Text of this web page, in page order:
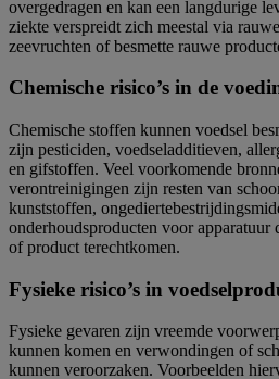
overgedragen en kan een langdurige
ziekte verspreidt zich meestal via
zeevruchten of besmette rauwe
Chemische risico’s in de
Chemische stoffen kunnen voedsel
zijn pesticiden, voedseladditieven,
en gifstoffen. Veel voorkomende
verontreinigingen zijn resten van
kunststoffen,
onderhoudsproducten voor apparatuur
of product terechtkomen.
Fysieke risico’s in
Fysieke gevaren zijn vreemde
kunnen komen en verwondingen of
kunnen veroorzaken. Voorbeelden